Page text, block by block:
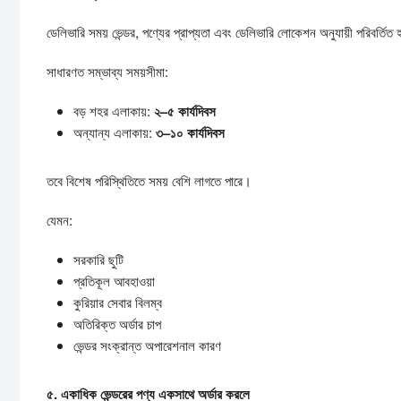
ডেলিভারি সময় ভেন্ডর, পণ্যের প্রাপ্যতা এবং ডেলিভারি লোকেশন অনুযায়ী পরিবর্তিত
সাধারণত সম্ভাব্য সময়সীমা:
বড় শহর এলাকায়: ২–৫কার্যদিবস
অন্যান্য এলাকায়: ৩–১০ কার্যদিবস
তবে বিশেষ পরিস্থিতিতে সময় বেশি লাগতে পারে।
যেমন:
সরকারি ছুটি
প্রতিকূল আবহাওয়া
কুরিয়ার সেবার বিলম্ব
অতিরিক্ত অর্ডার চাপ
ভেন্ডর সংক্রান্ত অপারেশনাল কারণ
৫.একাধিকভেন্ডরেরপণ্যএকসাথেঅর্ডারকরলে